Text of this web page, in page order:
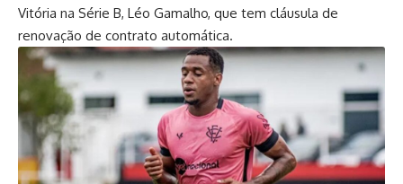
Vitória na Série B, Léo Gamalho, que tem cláusula de
renovação de contrato automática.